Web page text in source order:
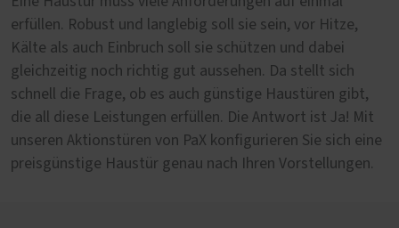
erfüllen. Robust und langlebig soll sie sein, vor Hitze,
Kälte als auch Einbruch soll sie schützen und dabei
gleichzeitig noch richtig gut aussehen. Da stellt sich
schnell die Frage, ob es auch günstige Haustüren gibt,
die all diese Leistungen erfüllen. Die Antwort ist Ja! Mit
unseren Aktionstüren von PaX konfigurieren Sie sich eine
preisgünstige Haustür genau nach Ihren Vorstellungen.